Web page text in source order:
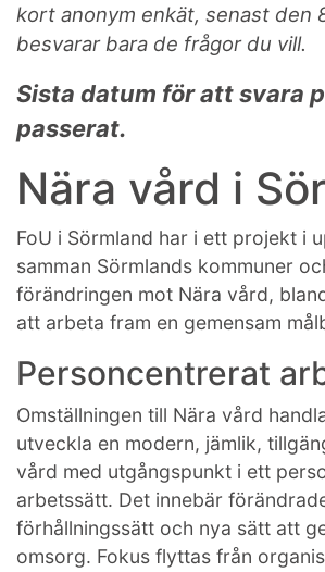
kort anonym enkät, senast den
besvarar bara de frågor du vill.
Sista datum för att svara
passerat.
Nära vård i
FoU i Sörmland har i ett projekt i
samman Sörmlands kommuner
förändringen mot Nära vård,
att arbeta fram en gemensam
Personcentrerat
Omställningen till Nära vård
utveckla en modern, jämlik,
vård med utgångspunkt i ett
arbetssätt. Det innebär
förhållningssätt och nya sätt att
omsorg. Fokus flyttas från